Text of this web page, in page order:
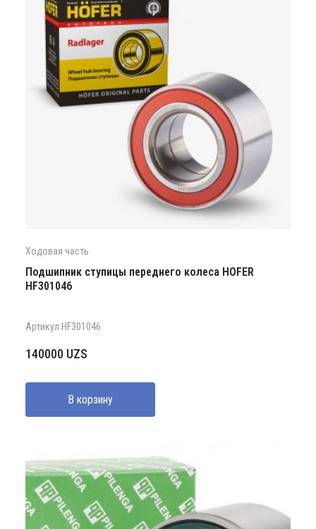
Ходовая часть
Подшипник ступицы переднего колеса HOFER
HF301046
Артикул:HF301046
140000 UZS
В корзину